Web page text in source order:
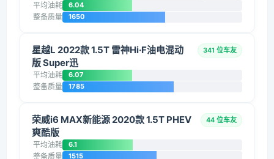
平均油耗 6.04
整备质量 1650
星越L 2022款 1.5T 雷神Hi·F油电混动
版 Super迅
341 位车友
平均油耗 6.07
整备质量 1785
荣威i6 MAX新能源 2020款 1.5T PHEV
爽酷版
44 位车友
平均油耗 6.1
整备质量 1515